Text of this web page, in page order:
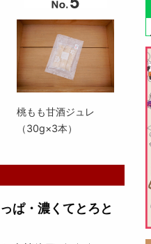
桃もも甘酒ジュレ
（30g×3本）
ぱ・濃くてとろと